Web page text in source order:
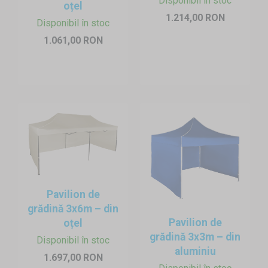
oțel
Disponibil în stoc
1.061,00 RON
1.214,00 RON
Pavilion de
grădină 3x6m – din
oțel
Disponibil în stoc
1.697,00 RON
Pavilion de
grădină 3x3m – din
aluminiu